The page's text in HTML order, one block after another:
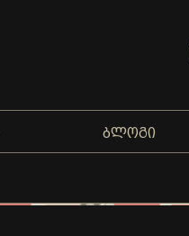
ᲑᲚᲝᲒᲘ